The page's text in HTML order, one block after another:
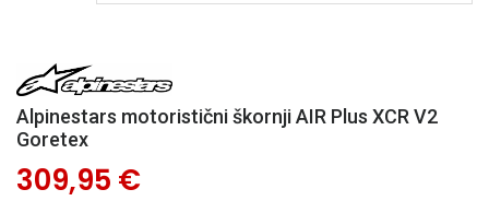
Alpinestars motoristični škornji AIR Plus XCR V2
Goretex
309,95 €